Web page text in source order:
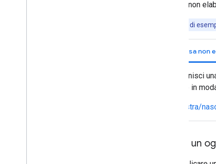
risorsa non
l'app di
Risorsa non
Definisci
stile in
Mostra/
Passa un